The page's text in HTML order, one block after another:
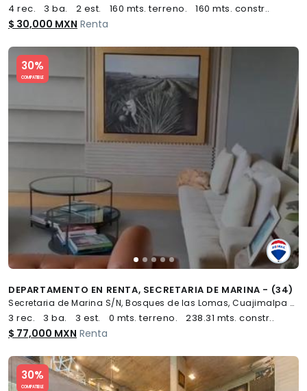
4 rec. 3 ba. 2 est. 160 mts. terreno. 160 mts. constr..
$ 30,000 MXN Renta
30%
COMPATIBLE
Slide 1 of 5
DEPARTAMENTO EN RENTA, SECRETARIA DE MARINA - (34)
Secretaria de Marina S/N, Bosques de las Lomas, Cuajimalpa de Morelos
3 rec. 3 ba. 3 est. 0 mts. terreno. 238.31 mts. constr..
$ 77,000 MXN Renta
30%
COMPATIBLE
Slide 1 of 5